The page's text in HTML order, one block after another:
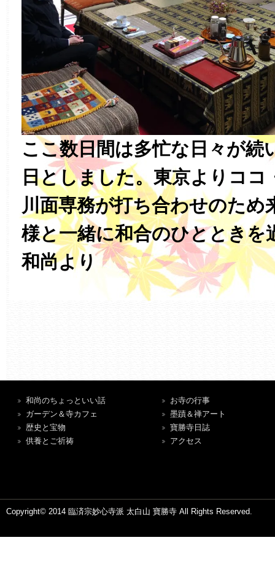
ここ数日間は多忙な日々が続
日としました。東京よりコ
川面専務が打ち合わせのため
様と一緒に和合のひとときを
和尚より
和尚のちょっといい話
ガーデン＆寺カフェ
歴史と宝物
供養とご祈祷
お寺の行事
墨蹟＆禅アート
寶勝寺日誌
アクセス
Copyright© 2014 臨済宗妙心寺派 太白山 寶勝寺 All Rights Reserved.